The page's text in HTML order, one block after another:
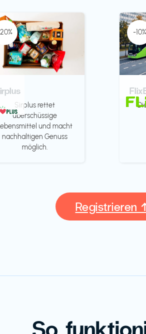
Sirplus rettet
überschüssige
und macht
nachhaltigen Genuss
möglich.
-10%
Registrieren
So